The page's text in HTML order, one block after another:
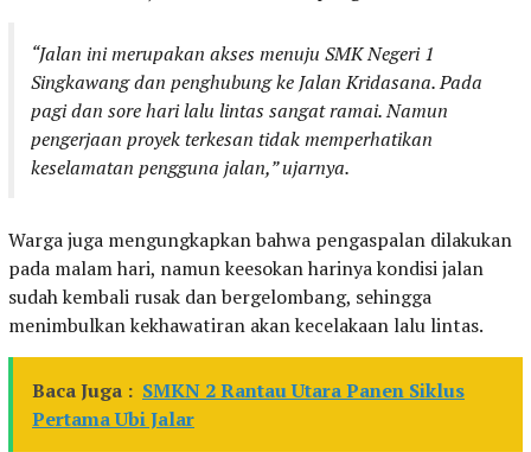
“Jalan ini merupakan akses menuju SMK Negeri 1
Singkawang dan penghubung ke Jalan Kridasana. Pada
pagi dan sore hari lalu lintas sangat ramai. Namun
pengerjaan proyek terkesan tidak memperhatikan
keselamatan pengguna jalan,” ujarnya.
Warga juga mengungkapkan bahwa pengaspalan dilakukan
pada malam hari, namun keesokan harinya kondisi jalan
sudah kembali rusak dan bergelombang, sehingga
menimbulkan kekhawatiran akan kecelakaan lalu lintas.
Baca Juga : SMKN 2 Rantau Utara Panen Siklus
Pertama Ubi Jalar